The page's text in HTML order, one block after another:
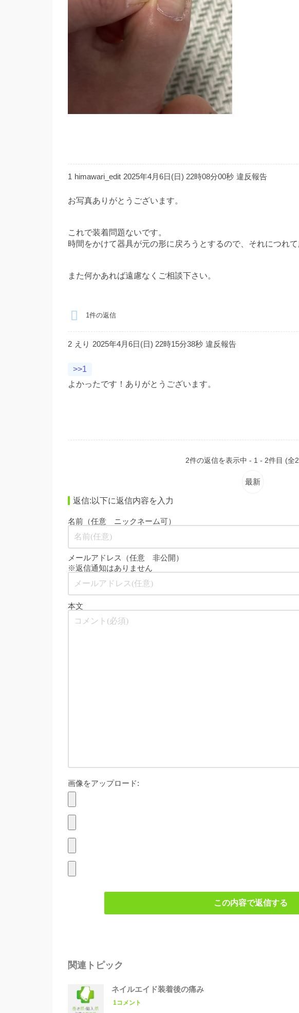
1 himawari_edit 2025年4月6日(日) 22時08分00秒 違反報告
お写真ありがとうございます。
これで装着問題ないです。
時間をかけて器具が元の形に戻ろうとするので、それにつれて
また何かあれば遠慮なくご相談下さい。
1件の返信
2 えり 2025年4月6日(日) 22時15分38秒 違反報告
>>1
よかったです！ありがとうございます。
2件の返信を表示中 - 1 - 2件目 (全
最新
返信:以下に返信内容を入力
名前（任意 ニックネーム可）
メールアドレス（任意 非公開）
※返信通知はありません
本文
画像をアップロード:
この内容で返信する
関連トピック
ネイルエイド装着後の痛み
1コメント